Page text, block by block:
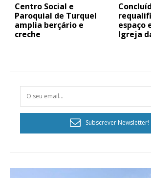
Centro Social e
Paroquial de Turquel
amplia berçário e
creche
espaço
Igreja
Subscrever Newsletter!